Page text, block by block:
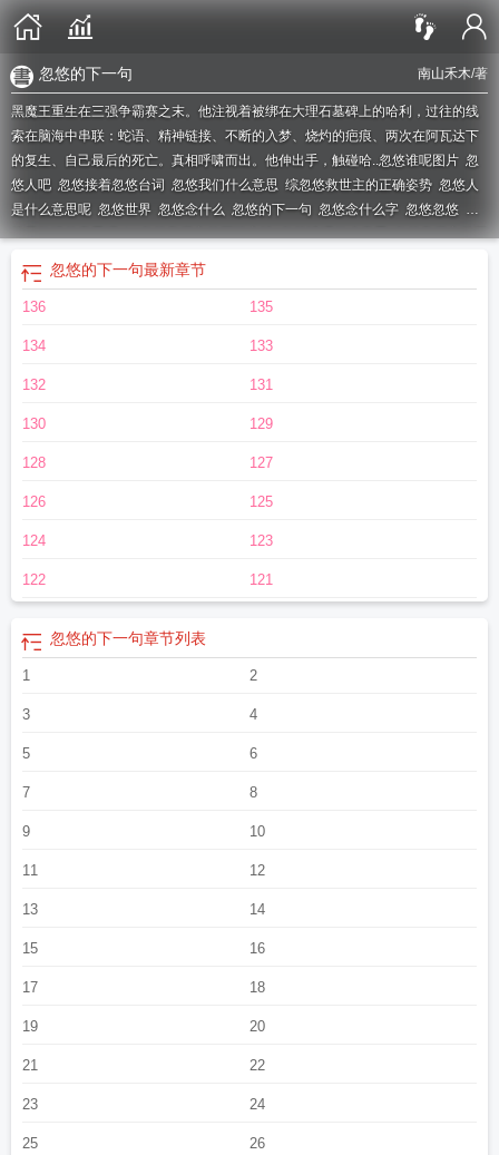
南山禾木/著
忽悠的下一句
黑魔王重生在三强争霸赛之末。他注视着被绑在大理石墓碑上的哈利，过往的线
索在脑海中串联：蛇语、精神链接、不断的入梦、烧灼的疤痕、两次在阿瓦达下
的复生、自己最后的死亡。真相呼啸而出。他伸出手，触碰哈..忽悠谁呢图片 忽
悠人吧 忽悠接着忽悠台词 忽悠我们什么意思 综忽悠救世主的正确姿势 忽悠人
是什么意思呢 忽悠世界 忽悠念什么 忽悠的下一句 忽悠念什么字 忽悠忽悠 忽
悠是欺骗的意思吗hp忽悠救世主的正确方法忽悠谁呢什么意思忽悠救世主的正
确姿势 南山禾木
忽悠全文免费阅读
她什么意思
徒忽悠解释 忽悠救世主的正确姿势 百度
思 忽悠继续忽悠快穿
忽悠的下一句最新章节
136 135
134 133
132 131
130 129
128 127
126 125
124 123
122 121
忽悠的下一句章节列表
1 2
3 4
5 6
7 8
9 10
11 12
13 14
15 16
17 18
19 20
21 22
23 24
25 26